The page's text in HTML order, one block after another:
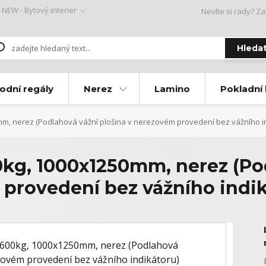
NEW - Bytový interier Nevíte si rady?
regály Nerez Lamino Pokladní
nerez (Podlahová vážní plošina v nerezovém provedení bez vážního
1000x1250mm, nerez
bez vážního